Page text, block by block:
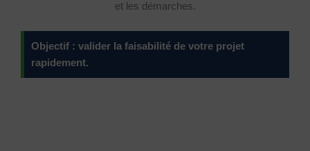
et les démarches.
Objectif : valider la faisabilité de votre projet
rapidement.